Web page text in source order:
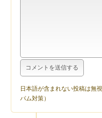
日本語が含まれない投稿は無
パム対策）